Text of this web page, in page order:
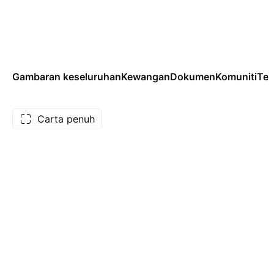
Gambaran keseluruhanKewanganDokumenKomuniti
Carta penuh